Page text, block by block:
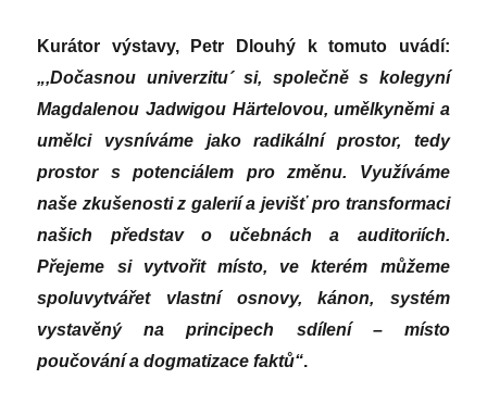
Kurátor výstavy, Petr Dlouhý k tomuto uvádí:
„,Dočasnou univerzitu´ si, společně s kolegyní
Magdalenou Jadwigou Härtelovou, umělkyněmi a
umělci vysníváme jako radikální prostor, tedy
prostor s potenciálem pro změnu. Využíváme
naše zkušenosti z galerií a jevišť pro transformaci
našich představ o učebnách a auditoriích.
Přejeme si vytvořit místo, ve kterém můžeme
spoluvytvářet vlastní osnovy, kánon, systém
vystavěný na principech sdílení – místo
poučování a dogmatizace faktů“.